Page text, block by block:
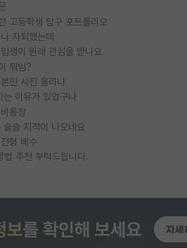
고등학생 탐구 포트폴리오
자퇴했는데
생이 원래 관심을 받나요
뭐임?
인 사진 올리냐
는 이유가 있었구나
통장
슬 지적이 나오네요
형 배수
추천 부탁드립니다.